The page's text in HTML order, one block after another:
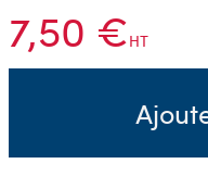
7,50 €HT